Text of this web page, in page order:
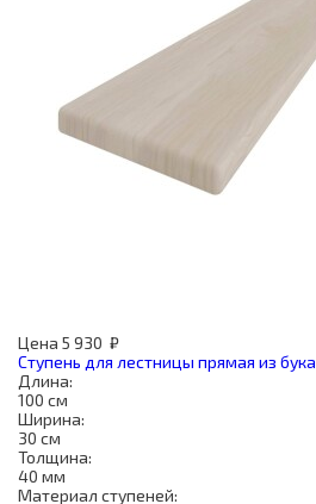
Цена 5 930 ₽
Ступень для лестницы прямая из бука
Длина:
100 см
Ширина:
30 см
Толщина:
40 мм
Материал ступеней: